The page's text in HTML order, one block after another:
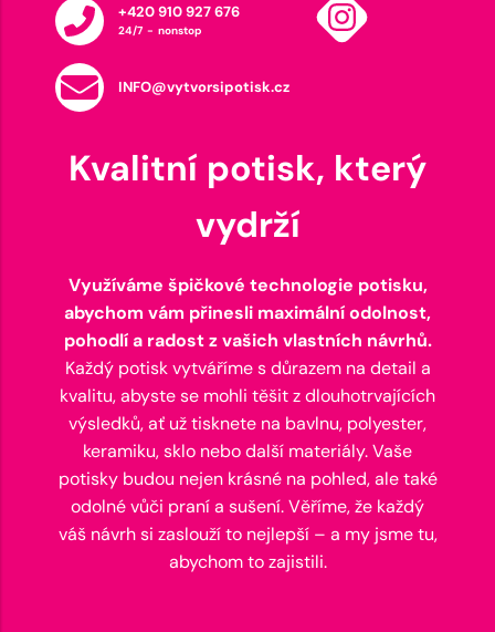
+420 910 927 676
24/7 - nonstop
INFO@vytvorsipotisk.cz
Kvalitní potisk, který
vydrží
Využíváme špičkové technologie potisku,
abychom vám přinesli maximální odolnost,
pohodlí a radost z vašich vlastních návrhů.
Každý potisk vytváříme s důrazem na detail a
kvalitu, abyste se mohli těšit z dlouhotrvajících
výsledků, ať už tisknete na bavlnu, polyester,
keramiku, sklo nebo další materiály. Vaše
potisky budou nejen krásné na pohled, ale také
odolné vůči praní a sušení. Věříme, že každý
váš návrh si zaslouží to nejlepší – a my jsme tu,
abychom to zajistili.